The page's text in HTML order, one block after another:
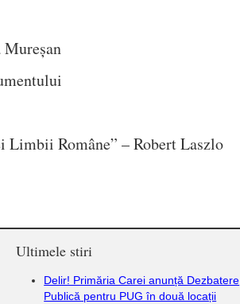
Române” – Robert Laszlo
Ultimele stiri
Delir! Primăria Carei anunță Dezbatere
Publică pentru PUG în două locații